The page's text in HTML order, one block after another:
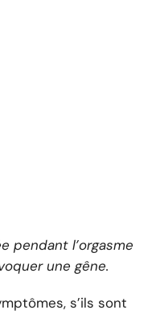
pendant l’orgasme
une gêne.
s’ils sont